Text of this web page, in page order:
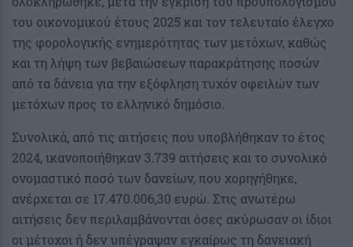
του οικονομικού έτους 2025 και τον τελευταίο έλεγχο
της φορολογικής ενημερότητας των μετόχων, καθώς
και τη λήψη των βεβαιώσεων παρακράτησης ποσών
από τα δάνεια για την εξόφληση τυχόν οφειλών των
μετόχων προς το ελληνικό δημόσιο.
Συνολικά, από τις αιτήσεις που υποβλήθηκαν το έτος
2024, ικανοποιήθηκαν 3.739 αιτήσεις και το συνολικό
ονομαστικό ποσό των δανείων, που χορηγήθηκε,
ανέρχεται σε 17.470.006,30 ευρώ. Στις ανωτέρω
αιτήσεις δεν περιλαμβάνονται όσες ακύρωσαν οι ίδιοι
οι μέτοχοι ή δεν υπέγραψαν εγκαίρως τη δανειακή